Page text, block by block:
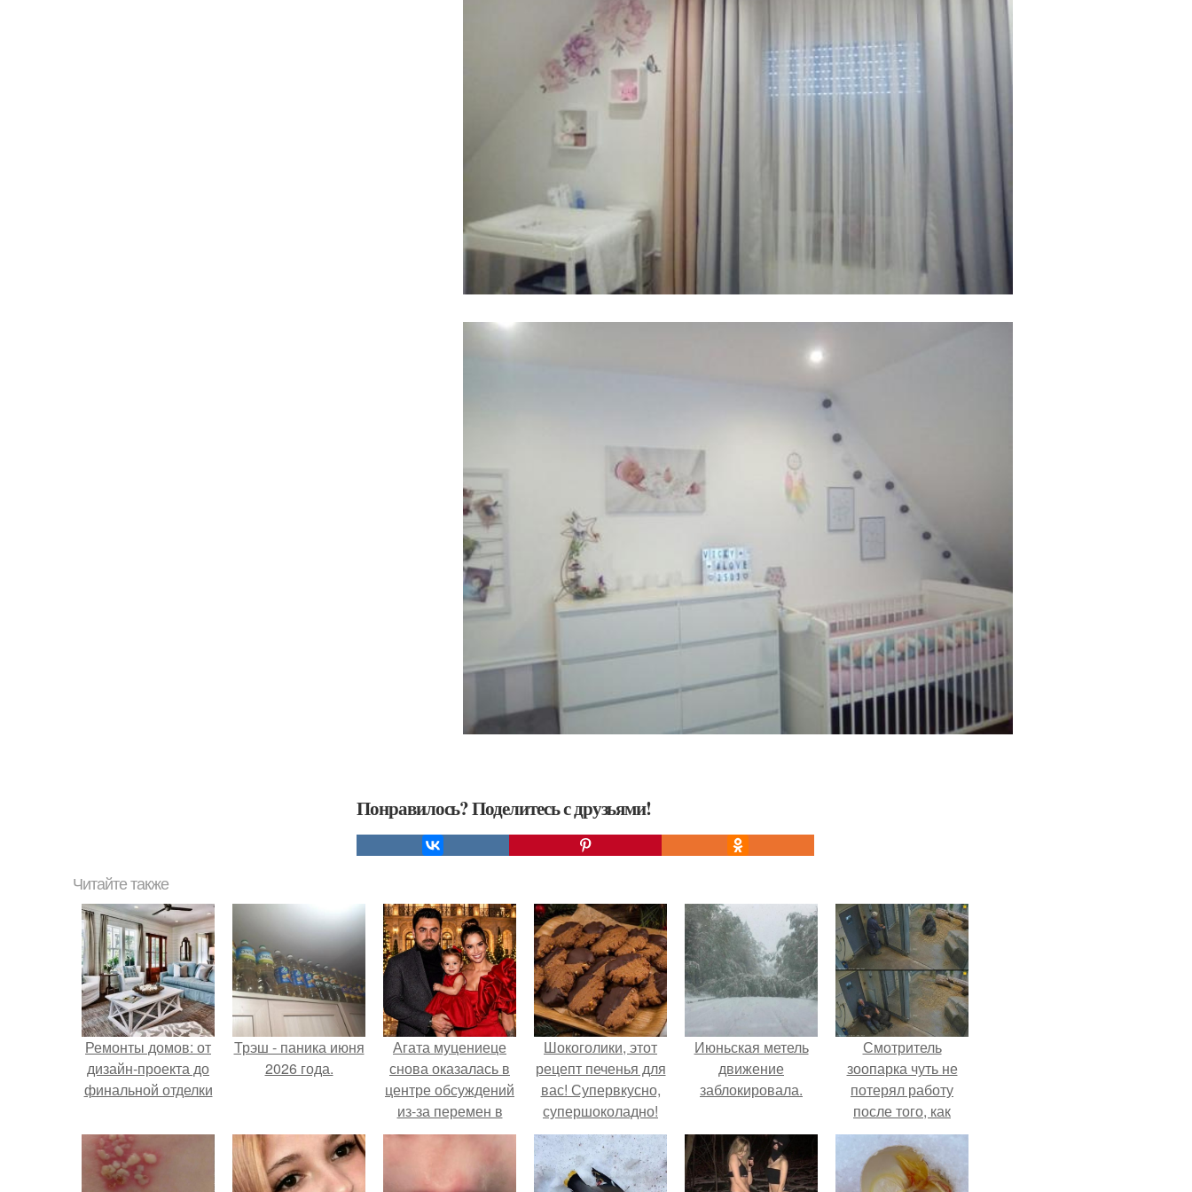
Понравилось? Поделитесь с друзьями!
Читайте также
Ремонты домов: от
дизайн-проекта до
финальной отделки
Трэш - паника июня
2026 года.
Агата муцениеце
снова оказалась в
центре обсуждений
из-за перемен в
личной жизни.
Шокоголики, этот
рецепт печенья для
вас! Супервкусно,
супершоколадно!
Июньская метель
движение
заблокировала.
Смотритель
зоопарка чуть не
потерял работу
после того, как
камеры заметили,
как он ночью
пробирается в